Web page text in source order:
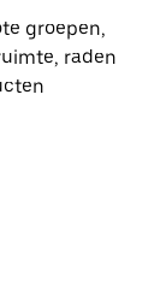
groepen,
raden